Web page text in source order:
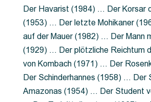
Der Havarist (1984) … Der Korsar
(1953) … Der letzte Mohikaner
auf der Mauer (1982) … Der Mann
(1929) … Der plötzliche Reichtum
von Kombach (1971) … Der
Der Schinderhannes (1958) … Der
Amazonas (1954) … Der Student